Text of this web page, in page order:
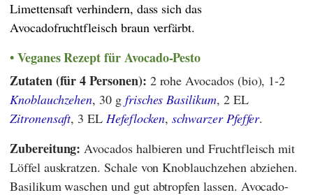
Limettensaft verhindern, dass sich das
Avocadofruchtfleisch braun verfärbt.
Veganes Rezept für Avocado-Pesto
Zutaten (für 4 Personen): 2 rohe Avocados (bio), 1-2
Knoblauchzehen, 30 g frisches Basilikum, 2 EL
Zitronensaft, 3 EL Hefeflocken,schwarzer Pfeffer.
Zubereitung: Avocados halbieren und Fruchtfleisch mit
Löffel auskratzen. Schale von Knoblauchzehen abziehen.
Basilikum waschen und gut abtropfen lassen. Avocado-